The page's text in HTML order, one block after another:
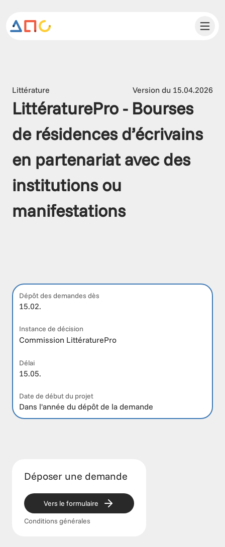
Littérature Version du 15.04.2026
LittératurePro - Bourses
de résidences d’écrivains
en partenariat avec des
institutions ou
manifestations
Dépôt des demandes dès
15.02.
Instance de décision
Commission LittératurePro
Délai
15.05.
Date de début du projet
Dans l'année du dépôt de la demande
Déposer une demande
Vers le formulaire
Conditions générales